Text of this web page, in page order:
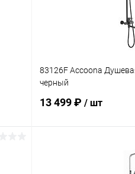
83126F Accoona
черный
13 499 ₽ / шт
В